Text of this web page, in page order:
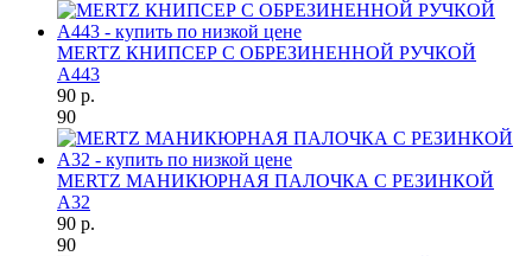
MERTZ КНИПСЕР С ОБРЕЗИНЕННОЙ РУЧКОЙ
A443
90 р.
90
MERTZ МАНИКЮРНАЯ ПАЛОЧКА С РЕЗИНКОЙ
A32
90 р.
90